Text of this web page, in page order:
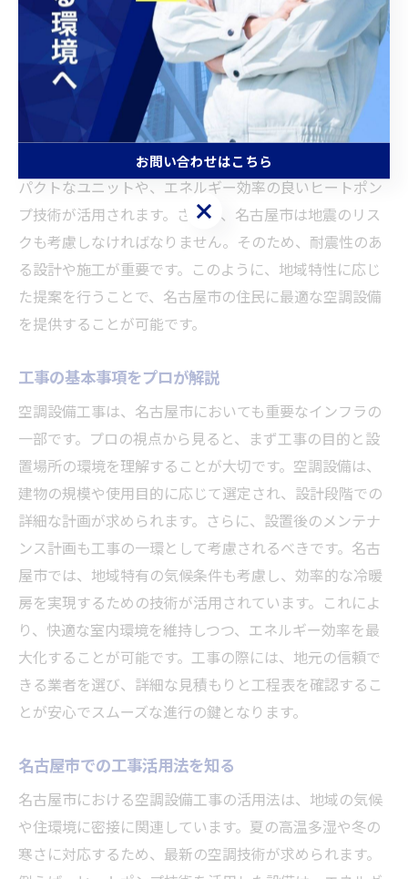
名古屋市は気候や都市の特性により、空調設備工事にお
いて特有のニーズがあります。まず、夏の高温多湿に対
応するための冷房効率の高いシステムや、冬の寒さに対
する暖房性能の高い設備が求められます。また、都市部
では省スペースかつ高効率な設備が必要とされることが
多く、これに応えるために最新の技術を取り入れたコン
パクトなユニットや、エネルギー効率の良いヒートポン
プ技術が活用されます。さらに、名古屋市は地震のリス
クも考慮しなければなりません。そのため、耐震性のあ
る設計や施工が重要です。このように、地域特性に応じ
た提案を行うことで、名古屋市の住民に最適な空調設備
を提供することが可能です。
工事の基本事項をプロが解説
空調設備工事は、名古屋市においても重要なインフラの
一部です。プロの視点から見ると、まず工事の目的と設
置場所の環境を理解することが大切です。空調設備は、
建物の規模や使用目的に応じて選定され、設計段階での
詳細な計画が求められます。さらに、設置後のメンテナ
ンス計画も工事の一環として考慮されるべきです。名古
屋市では、地域特有の気候条件も考慮し、効率的な冷暖
房を実現するための技術が活用されています。これによ
り、快適な室内環境を維持しつつ、エネルギー効率を最
大化することが可能です。工事の際には、地元の信頼で
きる業者を選び、詳細な見積もりと工程表を確認するこ
とが安心でスムーズな進行の鍵となります。
名古屋市での工事活用法を知る
名古屋市における空調設備工事の活用法は、地域の気候
や住環境に密接に関連しています。夏の高温多湿や冬の
寒さに対応するため、最新の空調技術が求められます。
お問い合わせはこちら
お問い合わせはこちら